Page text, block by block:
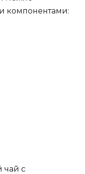
компонентами:
чай с